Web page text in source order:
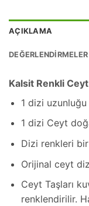
AÇIKLAMA
Kalsit Renkli
1 dizi
1 dizi Ceyt
Dizi renkleri
Orijinal ceyt
Ceyt Taşları
renklendirilir.